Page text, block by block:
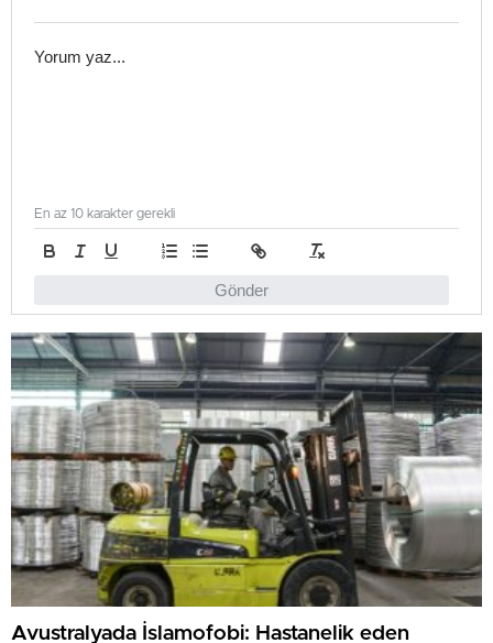
Gönder
En az 10 karakter gerekli
Avustralyada İslamofobi: Hastanelik eden